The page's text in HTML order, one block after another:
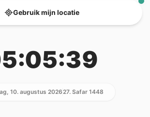
Gebruik mijn locatie
10. augustus 202627. Safar 1448